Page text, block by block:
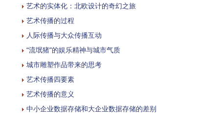
艺术的实体化：北欧设计的奇幻之旅
艺术传播的过程
人际传播与大众传播互动
“流氓猪”的娱乐精神与城市气质
城市雕塑作品带来的思考
艺术传播四要素
艺术传播的意义
中小企业数据存储和大企业数据存储的差别